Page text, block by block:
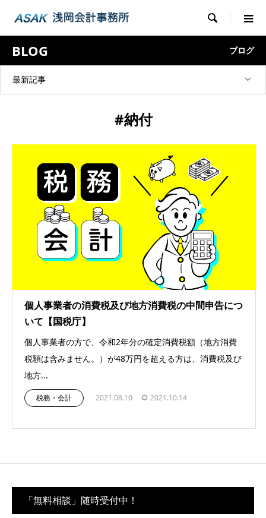

BLOG ブログ
最新記事
#納付
個人事業者の消費税及び地方消費税の中間申告につ
いて【国税庁】
個人事業者の方で、令和2年分の確定消費税額（地方消費
税額は含みません。）が48万円を超える方は、消費税及び
地方...
税務・会計 2021.08.10 2021.10.14
「無料相談」随時受付中！